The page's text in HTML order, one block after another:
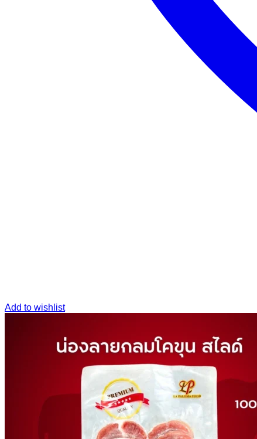
Add to wishlist